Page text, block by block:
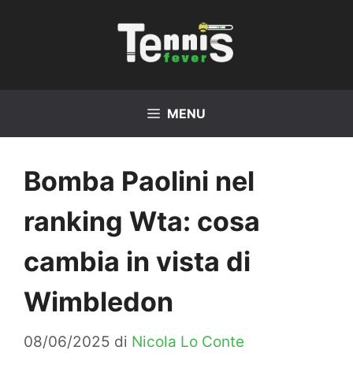
MENU
Bomba Paolini nel
ranking Wta: cosa
cambia in vista di
Wimbledon
08/06/2025 di Nicola Lo Conte